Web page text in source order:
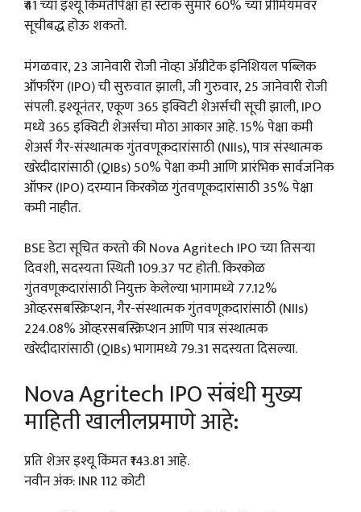
₹41 च्या इश्यू किमतीपेक्षा हा स्टॉक सुमारे 60% च्या प्रीमियमवर
सूचीबद्ध होऊ शकतो.
मंगळवार, 23 जानेवारी रोजी नोव्हा ॲग्रीटेक इनिशियल पब्लिक
ऑफरिंग (IPO) ची सुरुवात झाली, जी गुरुवार, 25 जानेवारी रोजी
संपली. इश्यूनंतर, एकूण 365 इक्विटी शेअर्सची सूची झाली, IPO
मध्ये 365 इक्विटी शेअर्सचा मोठा आकार आहे. 15% पेक्षा कमी
शेअर्स गैर-संस्थात्मक गुंतवणूकदारांसाठी (NIIs), पात्र संस्थात्मक
खरेदीदारांसाठी (QIBs) 50% पेक्षा कमी आणि प्रारंभिक सार्वजनिक
ऑफर (IPO) दरम्यान किरकोळ गुंतवणूकदारांसाठी 35% पेक्षा
कमी नाहीत.
BSE डेटा सूचित करतो की Nova Agritech IPO च्या तिसऱ्या
दिवशी, सदस्यता स्थिती 109.37 पट होती. किरकोळ
गुंतवणूकदारांसाठी नियुक्त केलेल्या भागामध्ये 77.12%
ओव्हरसबस्क्रिप्शन, गैर-संस्थात्मक गुंतवणूकदारांसाठी (NIIs)
224.08% ओव्हरसबस्क्रिप्शन आणि पात्र संस्थात्मक
खरेदीदारांसाठी (QIBs) भागामध्ये 79.31 सदस्यता दिसल्या.
Nova Agritech IPO संबंधी मुख्य
माहिती खालीलप्रमाणे आहे:
प्रति शेअर इश्यू किंमत ₹143.81 आहे.
नवीन अंक: INR 112 कोटी